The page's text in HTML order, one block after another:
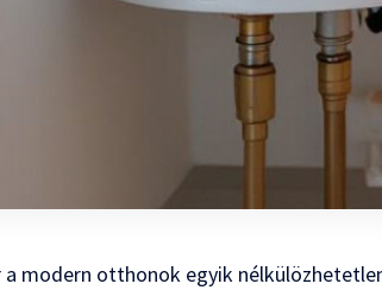
modern otthonok egyik